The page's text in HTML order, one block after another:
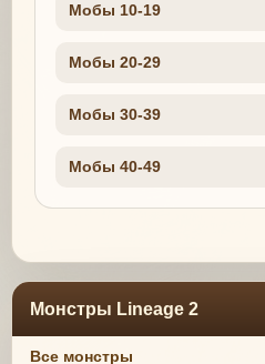
Мобы 10-19
Мобы 20-29
Мобы 30-39
Мобы 40-49
Монстры Lineage 2
Все монстры